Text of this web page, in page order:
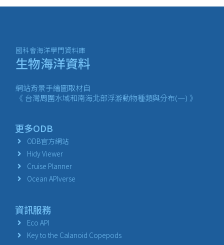
國科會海洋學門資料庫
生物海洋資料
網站背景手繪圖取材自
《 台灣周圍水域和南海北部浮游動物種類與分布(一) 》
更多ODB
ODB官方網站
Hidy Viewer
Cruise Planner
Ocean APIverse
資訊服務
Eco API
Key to the Calanoid Copepods